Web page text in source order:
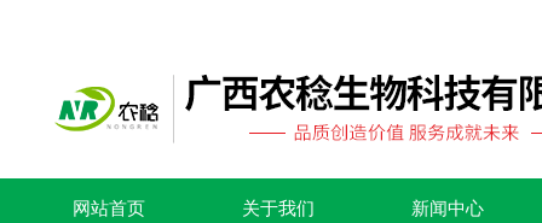
网站首页 关于我们 新闻中心